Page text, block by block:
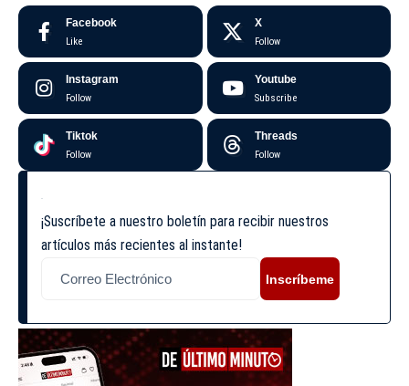
Facebook
Like
X
Follow
Instagram
Follow
Youtube
Subscribe
Tiktok
Follow
Threads
Follow
¡Suscríbete a nuestro boletín para recibir nuestros
artículos más recientes al instante!
Inscríbeme